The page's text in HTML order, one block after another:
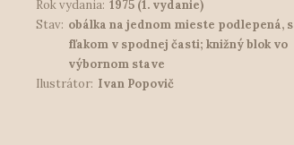
Rok vydania: 1975 (1. vydanie)
Stav: obálka na jednom mieste podlepená, s
fľakom v spodnej časti; knižný blok vo
výbornom stave
Ilustrátor: Ivan Popovič